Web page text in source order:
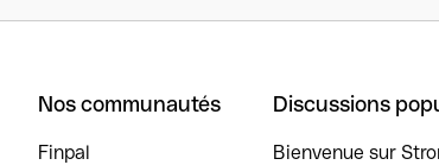
Nos communautés
Finpal
Discussions
Bienvenue sur